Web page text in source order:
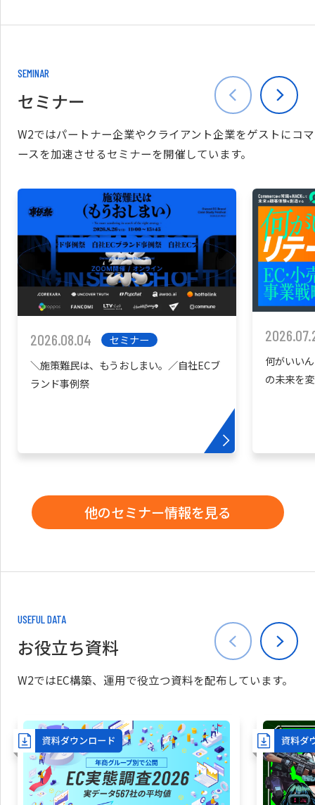
SEMINAR
セミナー
W2ではパートナー企業やクライアント企業をゲストにコマ
ースを加速させるセミナーを開催しています。
2026.08.04
セミナー
＼施策難民は、もうおしまい。／自社ECブ
ランド事例祭
何がいい
の未来を
他のセミナー情報を見る
USEFUL DATA
お役立ち資料
W2ではEC構築、運用で役立つ資料を配布しています。